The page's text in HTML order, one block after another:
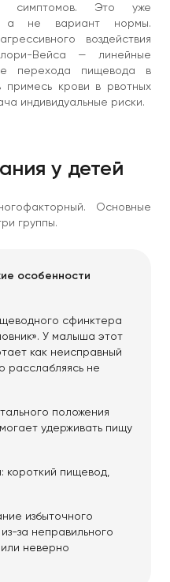
симптомов. Это уже
а не вариант нормы.
воздействия
Вейса — линейные
перехода пищевода в
примесь крови в рвотных
индивидуальные риски.
у детей
Основные
группы.
особенности
сфинктера
У малыша этот
как неисправный
расслабляясь не
положения
удерживать пищу
короткий пищевод,
избыточного
за неправильного
неверно